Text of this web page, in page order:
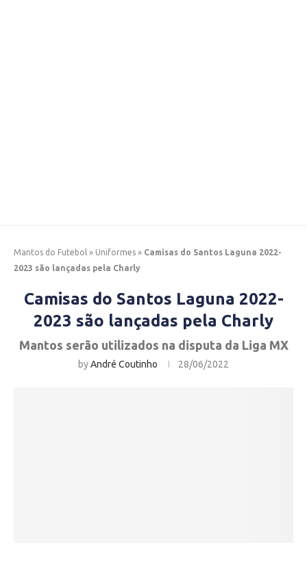
Mantos do Futebol » Uniformes » Camisas do Santos Laguna 2022-
2023 são lançadas pela Charly
Camisas do Santos Laguna 2022-
2023 são lançadas pela Charly
Mantos serão utilizados na disputa da Liga MX
byAndré Coutinho 28/06/2022